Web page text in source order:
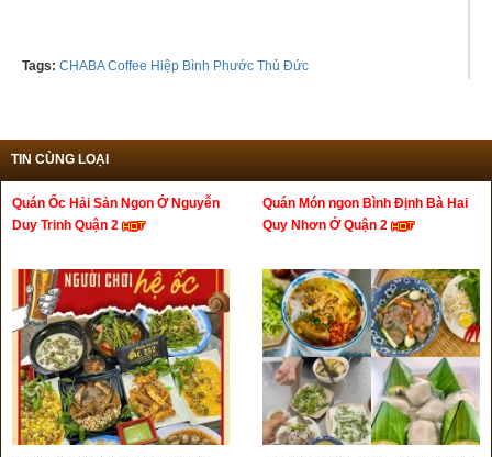
Tags: CHABA Coffee Hiệp Bình Phước Thủ Đức
TIN CÙNG LOẠI
Quán Ốc Hải Sản Ngon Ở Nguyễn
Duy Trinh Quận 2
Quán Món ngon Bình Định Bà Hai
Quy Nhơn Ở Quận 2